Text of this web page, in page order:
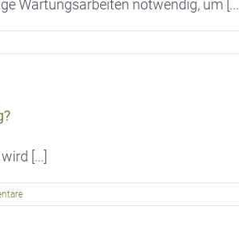
Wartungsarbeiten notwendig, um [...]
[...]